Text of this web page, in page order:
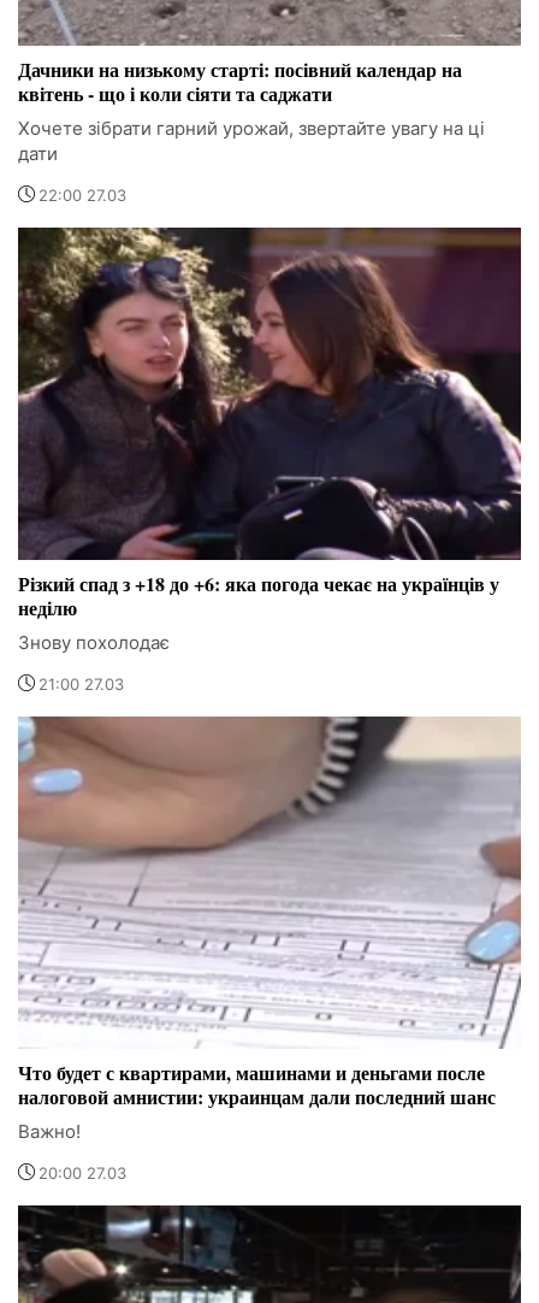
Дачники на низькому старті: посівний календар на
квітень - що і коли сіяти та саджати
Хочете зібрати гарний урожай, звертайте увагу на ці
дати
22:00 27.03
Різкий спад з +18 до +6: яка погода чекає на українців у
неділю
Знову похолодає
21:00 27.03
Что будет с квартирами, машинами и деньгами после
налоговой амнистии: украинцам дали последний шанс
Важно!
20:00 27.03